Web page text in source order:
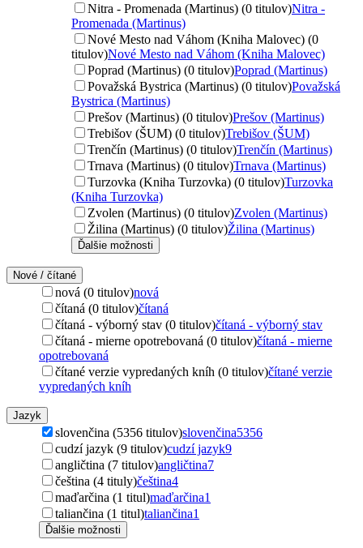
Nitra - Promenada (Martinus) (0 titulov)Nitra -
Promenada (Martinus)
Nové Mesto nad Váhom (Kniha Malovec) (0
titulov)Nové Mesto nad Váhom (Kniha Malovec)
Poprad (Martinus) (0 titulov)Poprad (Martinus)
Považská Bystrica (Martinus) (0 titulov)Považská
Bystrica (Martinus)
Prešov (Martinus) (0 titulov)Prešov (Martinus)
Trebišov (ŠUM) (0 titulov)Trebišov (ŠUM)
Trenčín (Martinus) (0 titulov)Trenčín (Martinus)
Trnava (Martinus) (0 titulov)Trnava (Martinus)
Turzovka (Kniha Turzovka) (0 titulov)Turzovka
(Kniha Turzovka)
Zvolen (Martinus) (0 titulov)Zvolen (Martinus)
Žilina (Martinus) (0 titulov)Žilina (Martinus)
Ďalšie možnosti
Nové / čítané
nová (0 titulov)nová
čítaná (0 titulov)čítaná
čítaná - výborný stav (0 titulov)čítaná - výborný stav
čítaná - mierne opotrebovaná (0 titulov)čítaná - mierne
opotrebovaná
čítané verzie vypredaných kníh (0 titulov)čítané verzie
vypredaných kníh
Jazyk
slovenčina (5356 titulov)slovenčina5356
cudzí jazyk (9 titulov)cudzí jazyk9
angličtina (7 titulov)angličtina7
čeština (4 tituly)čeština4
maďarčina (1 titul)maďarčina1
taliančina (1 titul)taliančina1
Ďalšie možnosti